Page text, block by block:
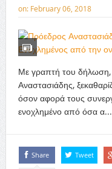
on: February 06, 2018
Με γραπτή του δήλωση,
Αναστασιάδης,
όσον αφορά τους
ενοχλημένο από όσα α...
Share Tweet